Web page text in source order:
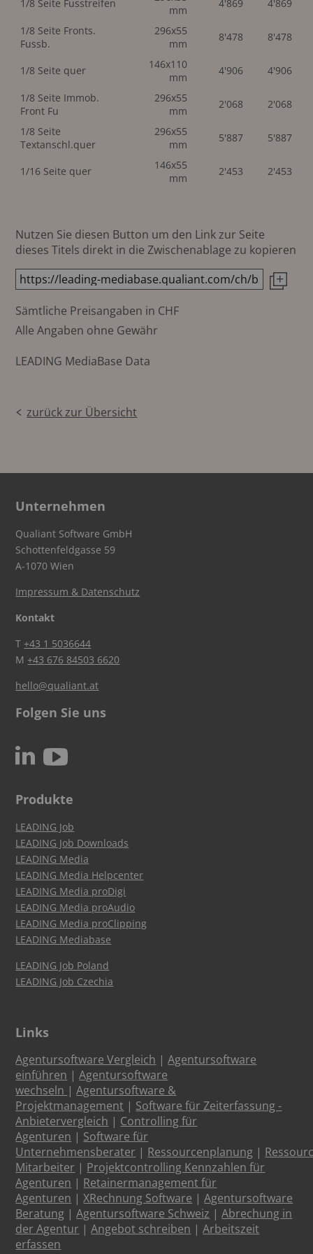
1/8 Seite Fusstreifen
mm
4'869 4'869
1/8 Seite Fronts.
Fussb.
296x55
mm
8'478 8'478
1/8 Seite quer
146x110
mm
4'906 4'906
1/8 Seite Immob.
Front Fu
296x55
mm
2'068 2'068
1/8 Seite
Textanschl.quer
296x55
mm
5'887 5'887
1/16 Seite quer
146x55
mm
2'453 2'453
Nutzen Sie diesen Button um den Link zur Seite
dieses Titels direkt in die Zwischenablage zu kopieren
Sämtliche Preisangaben in CHF
Alle Angaben ohne Gewähr
LEADING MediaBase Data
zurück zur Übersicht
Unternehmen
Qualiant Software GmbH
Schottenfeldgasse 59
A-1070 Wien
Impressum & Datenschutz
Kontakt
T+43 1 5036644
M+43 676 84503 6620
hello@qualiant.at
Folgen Sie uns
N c
Produkte
LEADING Job
LEADING Job Downloads
LEADING Media
LEADING Media Helpcenter
LEADING Media proDigi
LEADING Media proAudio
LEADING Media proClipping
LEADING Mediabase
LEADING Job Poland
LEADING Job Czechia
Links
Agentursoftware Vergleich |Agentursoftware
einführen |Agentursoftware
wechseln |Agentursoftware &
Projektmanagement | Software für Zeiterfassung -
Anbietervergleich | Controlling für
Agenturen | Software für
Unternehmensberater | Ressourcenplanung |
Mitarbeiter | Projektcontrolling Kennzahlen für
Agenturen | Retainermanagement für
Agenturen |XRechnung Software |Agentursoftware
Beratung |Agentursoftware Schweiz |Abrechung in
der Agentur |Angebot schreiben |Arbeitszeit
erfassen